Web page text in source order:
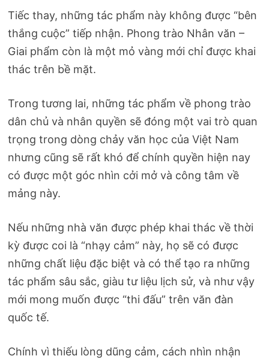
Tiếc thay, những tác phẩm này không được “bên
thắng cuộc” tiếp nhận. Phong trào Nhân văn –
Giai phẩm còn là một mỏ vàng mới chỉ được khai
thác trên bề mặt.
Trong tương lai, những tác phẩm về phong trào
dân chủ và nhân quyền sẽ đóng một vai trò quan
trọng trong dòng chảy văn học của Việt Nam
nhưng cũng sẽ rất khó để chính quyền hiện nay
có được một góc nhìn cởi mở và công tâm về
mảng này.
Nếu những nhà văn được phép khai thác về thời
kỳ được coi là “nhạy cảm” này, họ sẽ có được
những chất liệu đặc biệt và có thể tạo ra những
tác phẩm sâu sắc, giàu tư liệu lịch sử, và như vậy
mới mong muốn được “thi đấu” trên văn đàn
quốc tế.
Chính vì thiếu lòng dũng cảm, cách nhìn nhận